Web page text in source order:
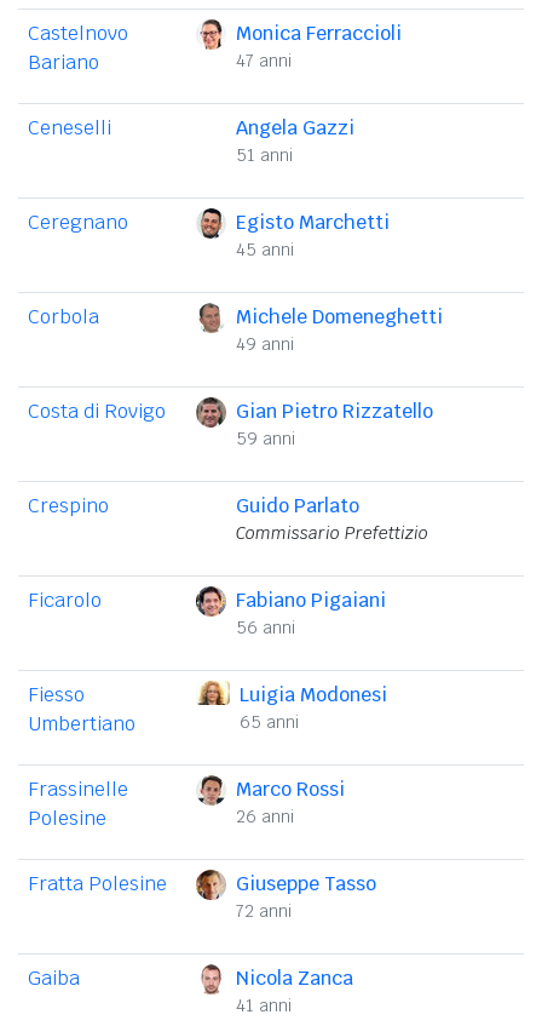
Castelnovo
Bariano
Monica Ferraccioli
47 anni
Ceneselli Angela Gazzi
51 anni
Ceregnano Egisto Marchetti
45 anni
Corbola Michele Domeneghetti
49 anni
Costa di Rovigo Gian Pietro Rizzatello
59 anni
Crespino Guido Parlato
Commissario Prefettizio
Ficarolo Fabiano Pigaiani
56 anni
Fiesso
Umbertiano
Luigia Modonesi
65 anni
Frassinelle
Polesine
Marco Rossi
26 anni
Fratta Polesine Giuseppe Tasso
72 anni
Gaiba Nicola Zanca
41 anni